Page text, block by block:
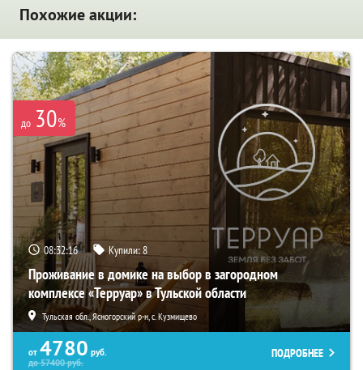
Похожие акции:
до 30%
08:32:14 Купили:8
Проживание в домике на выбор в загородном
комплексе «Терруар» в Тульской области
Тульская обл., Ясногорский р-н, с. Кузмищево
от 4780 руб.
до57400руб.
ПОДРОБНЕЕ